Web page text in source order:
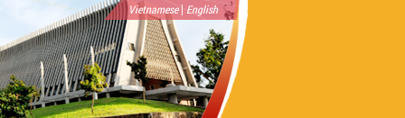
Vietnamese| English